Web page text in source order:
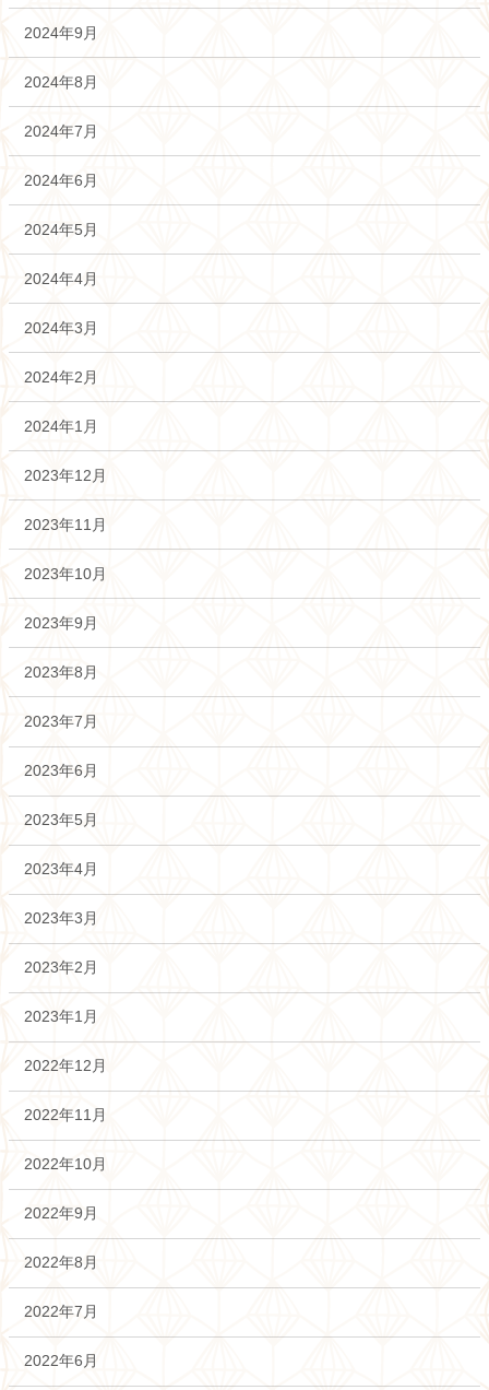
2024年9月
2024年8月
2024年7月
2024年6月
2024年5月
2024年4月
2024年3月
2024年2月
2024年1月
2023年12月
2023年11月
2023年10月
2023年9月
2023年8月
2023年7月
2023年6月
2023年5月
2023年4月
2023年3月
2023年2月
2023年1月
2022年12月
2022年11月
2022年10月
2022年9月
2022年8月
2022年7月
2022年6月